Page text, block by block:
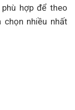
hợp để theo
nhiều nhất